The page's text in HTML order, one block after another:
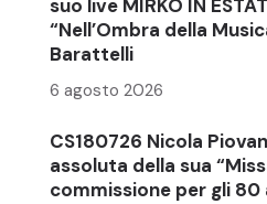
suo live MIRKO IN
“Nell’Ombra della
Barattelli
6 agosto 2026
CS180726 Nicola
assoluta della sua
commissione per gli